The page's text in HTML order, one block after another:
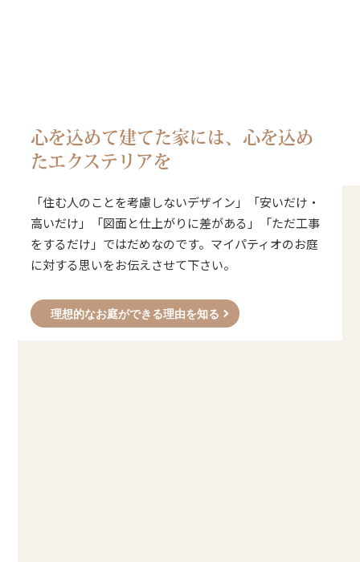
心を込めて建てた家には、 心を込め
たエクステリアを
「住む人のことを考慮しないデザイン」「安いだけ・
高いだけ」「図面と仕上がりに差がある」「ただ工事
をするだけ」ではだめなのです。マイパティオのお庭
に対する思いをお伝えさせて下さい。
理想的なお庭ができる理由を知る